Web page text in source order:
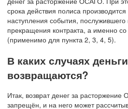
срока действия полиса
наступления события,
прекращения контракта, а именно
(применимо для пункта 2, 3, 4, 5).
В каких случаях
возвращаются?
Итак, возврат денег за
запрещён, и на него может